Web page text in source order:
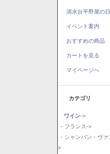
清水台平野屋の
イベント案内
おすすめの商品
カートを見る
マイページへ
カテゴリ
ワイン->
- フランス->
- シャンパン・ヴァ
>